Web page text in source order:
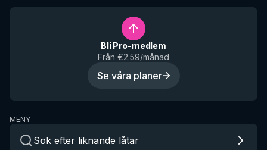
Bli Pro-medlem
Från €2.59/månad
Se våra planer
MENY
Sök efter liknande låtar